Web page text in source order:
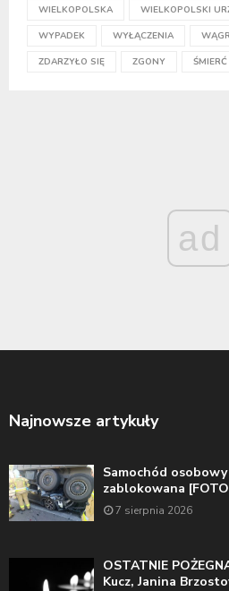
WIELKOPOLSKA WIELKOPOLSKI
WYPADEK WYŁĄCZENIA
ZDARZYŁO SIĘ ZGONY ŚMIERĆ
ad
Najnowsze artykuły
Samochód osobowy
zablokowana
7 sierpnia 2026
OSTATNIE
Kucz, Janina